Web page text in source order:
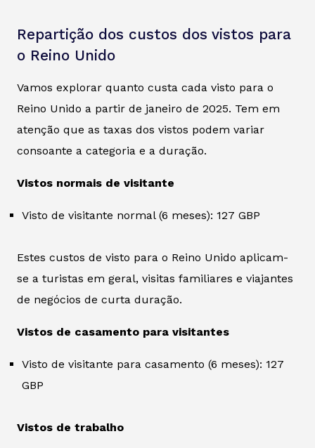
Repartição dos custos dos vistos para
o Reino Unido
Vamos explorar quanto custa cada visto para o
Reino Unido a partir de janeiro de 2025. Tem em
atenção que as taxas dos vistos podem variar
consoante a categoria e a duração.
Vistos normais de visitante
Visto de visitante normal (6 meses): 127 GBP
Estes custos de visto para o Reino Unido aplicam-
se a turistas em geral, visitas familiares e viajantes
de negócios de curta duração.
Vistos de casamento para visitantes
Visto de visitante para casamento (6 meses): 127
GBP
Vistos de trabalho